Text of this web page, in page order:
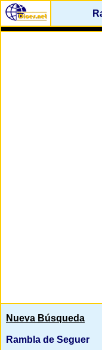
Nueva Búsqueda
Rambla de Seguer